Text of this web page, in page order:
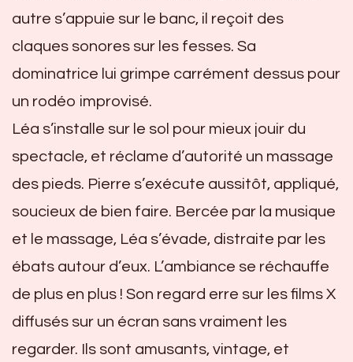
autre s’appuie sur le banc, il reçoit des
claques sonores sur les fesses. Sa
dominatrice lui grimpe carrément dessus pour
un rodéo improvisé.
Léa s’installe sur le sol pour mieux jouir du
spectacle, et réclame d’autorité un massage
des pieds. Pierre s’exécute aussitôt, appliqué,
soucieux de bien faire. Bercée par la musique
et le massage, Léa s’évade, distraite par les
ébats autour d’eux. L’ambiance se réchauffe
de plus en plus ! Son regard erre sur les films X
diffusés sur un écran sans vraiment les
regarder. Ils sont amusants, vintage, et